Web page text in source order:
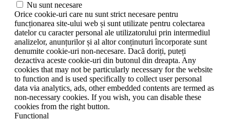
Nu sunt necesare
Orice cookie-uri care nu sunt strict necesare pentru
funcționarea site-ului web și sunt utilizate pentru colectarea
datelor cu caracter personal ale utilizatorului prin intermediul
analizelor, anunțurilor și al altor conținuturi încorporate sunt
denumite cookie-uri non-necesare. Dacă doriți, puteți
dezactiva aceste cookie-uri din butonul din dreapta. Any
cookies that may not be particularly necessary for the website
to function and is used specifically to collect user personal
data via analytics, ads, other embedded contents are termed as
non-necessary cookies. If you wish, you can disable these
cookies from the right button.
Functional